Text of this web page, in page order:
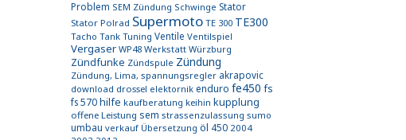
Problem SEM Zündung Schwinge Stator
Stator Polrad Supermoto TE 300 TE300
Tacho Tank Tuning Ventile Ventilspiel
Vergaser WP48 Werkstatt Würzburg
Zündfunke Zündspule Zündung
Zündung, Lima, spannungsregler akrapovic
download drossel elektornik enduro fe450 fs
fs 570 hilfe kaufberatung keihin kupplung
offene Leistung sem strassenzulassung sumo
umbau verkauf Übersetzung öl 450 2004